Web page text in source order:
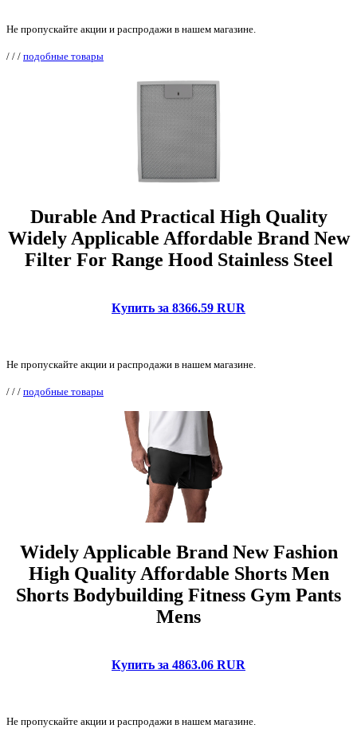
Не пропускайте акции и распродажи в нашем магазине.
/ / / подобные товары
Durable And Practical High Quality
Widely Applicable Affordable Brand New
Filter For Range Hood Stainless Steel
Купить за 8366.59 RUR
Не пропускайте акции и распродажи в нашем магазине.
/ / / подобные товары
Widely Applicable Brand New Fashion
High Quality Affordable Shorts Men
Shorts Bodybuilding Fitness Gym Pants
Mens
Купить за 4863.06 RUR
Не пропускайте акции и распродажи в нашем магазине.